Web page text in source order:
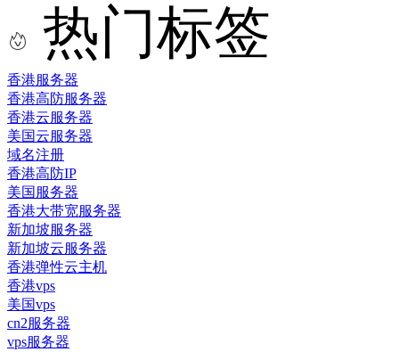
热门标签
香港服务器
香港高防服务器
香港云服务器
美国云服务器
域名注册
香港高防IP
美国服务器
香港大带宽服务器
新加坡服务器
新加坡云服务器
香港弹性云主机
香港vps
美国vps
cn2服务器
vps服务器